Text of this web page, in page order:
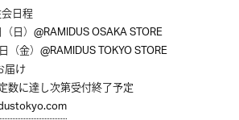
日程
日）@RAMIDUS OSAKA STORE
金）@RAMIDUS TOKYO STORE
届け
数に達し次第受付終了予定